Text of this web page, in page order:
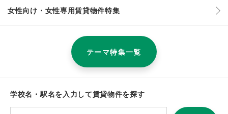
女性向け・女性専用賃貸物件特集
テーマ特集一覧
学校名・駅名を入力して賃貸物件を探す